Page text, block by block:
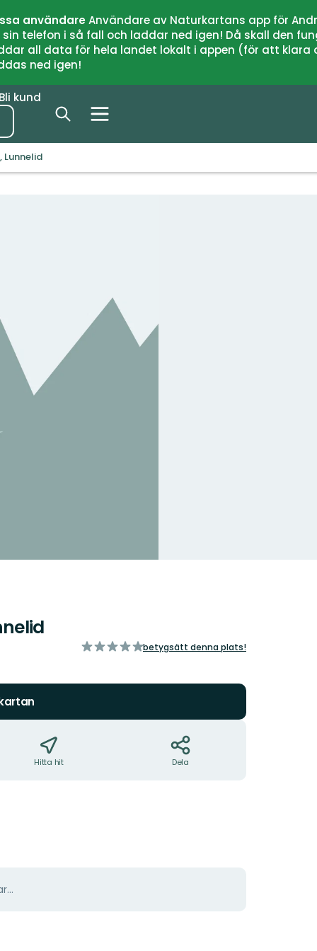
användareAnvändare av Naturkartans app för
telefon i så fall och laddar ned igen! Då skall den
all data för hela landet lokalt i appen (för att
ned igen!
Bli kund
av
betygsätt denna plats!
Hitta hit Dela